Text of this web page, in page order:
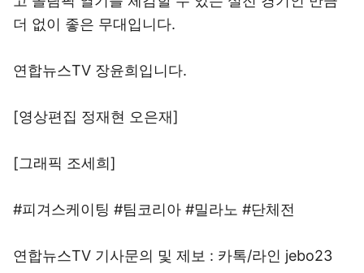
더 없이 좋은 무대입니다.
연합뉴스TV 장윤희입니다.
[영상편집 정재현 오은재]
[그래픽 조세희]
#피겨스케이팅 #팀코리아 #밀라노 #단체전
연합뉴스TV 기사문의 및 제보 : 카톡/라인 jebo23